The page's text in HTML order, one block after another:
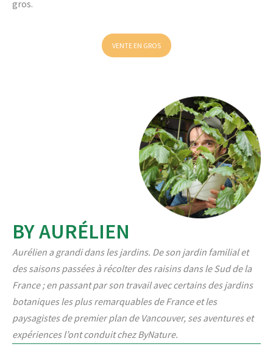
gros.
VENTE EN GROS
BY AURÉLIEN
Aurélien a grandi dans les jardins. De son jardin familial et
des saisons passées à récolter des raisins dans le Sud de la
France ; en passant par son travail avec certains des jardins
botaniques les plus remarquables de France et les
paysagistes de premier plan de Vancouver, ses aventures et
expériences l’ont conduit chez ByNature.